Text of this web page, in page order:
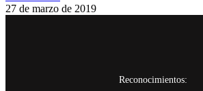
27 de marzo de 2019
Reconocimientos: